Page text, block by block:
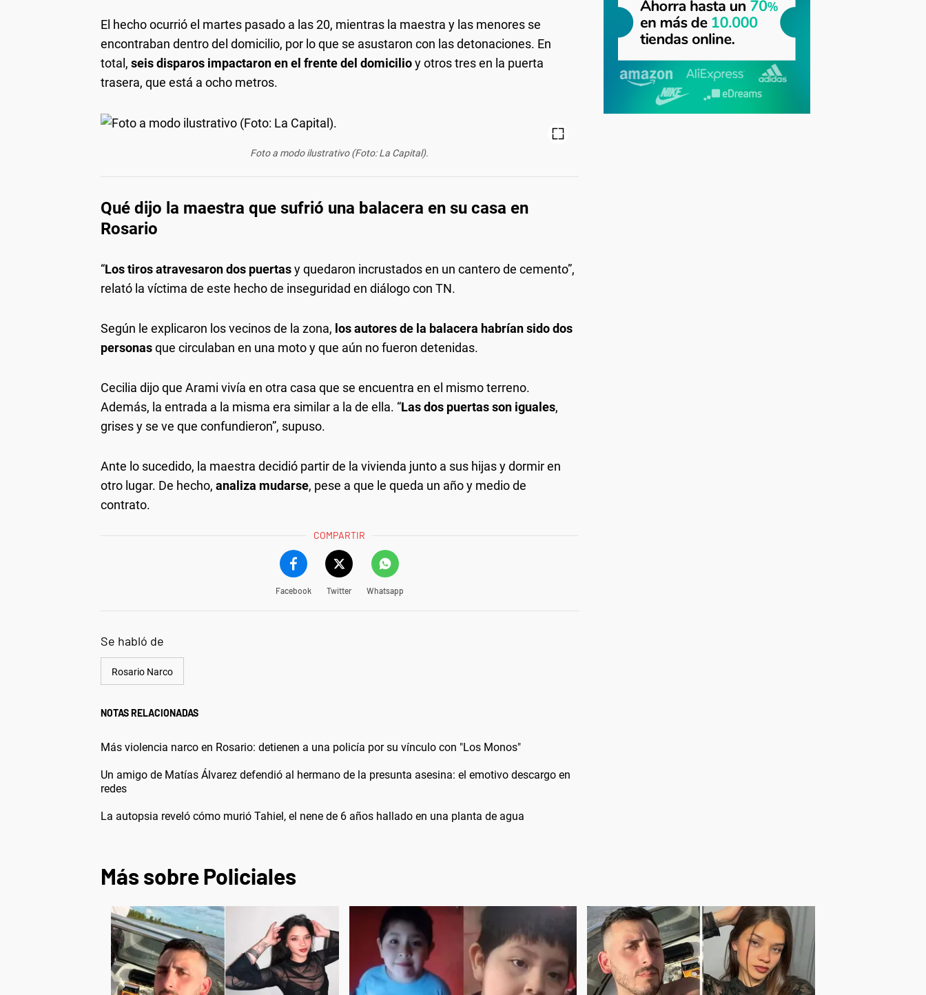
El hecho ocurrió el martes pasado a las 20, mientras la maestra y las menores se
encontraban dentro del domicilio, por lo que se asustaron con las detonaciones. En
total, seis disparos impactaron en el frente del domicilioy otros tres en la puerta
trasera, que está a ocho metros.
Foto a modo ilustrativo (Foto: La Capital).
Qué dijo la maestra que sufrió una balacera en su casa en
Rosario
“Los tiros atravesaron dos puertasy quedaron incrustados en un cantero de cemento”,
relató la víctima de este hecho de inseguridad en diálogo con TN.
Según le explicaron los vecinos de la zona, los autores de la balacera habrían sido dos
personasque circulaban en una moto y que aún no fueron detenidas.
Cecilia dijo que Arami vivía en otra casa que se encuentra en el mismo terreno.
Además, la entrada a la misma era similar a la de ella. “Las dos puertas son iguales,
grises y se ve que confundieron”, supuso.
Ante lo sucedido, la maestra decidió partir de la vivienda junto a sus hijas y dormir en
otro lugar. De hecho, analiza mudarse, pese a que le queda un año y medio de
contrato.
COMPARTIR
Facebook Twitter Whatsapp
Se habló de
Rosario Narco
NOTAS RELACIONADAS
Más violencia narco en Rosario: detienen a una policía por su vínculo con "Los Monos"
Un amigo de Matías Álvarez defendió al hermano de la presunta asesina: el emotivo descargo en
redes
La autopsia reveló cómo murió Tahiel, el nene de 6 años hallado en una planta de agua
Más sobre Policiales